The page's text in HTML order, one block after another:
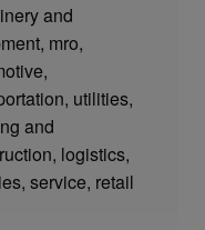
and
mro,
utilities,
and
logistics,
service, retail